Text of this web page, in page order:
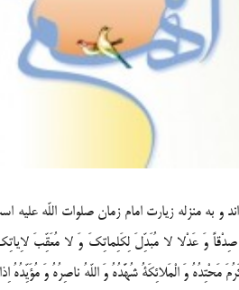
و به منزله زيارت امام زمان صلوات اللّه عليه
وَ عَدْلا لا مُبَدِّلَ لِكَلِماتِكَ وَ لا مُعَقِّبَ
مَحْتِدُهُ وَ الْمَلائِكَةُ شُهَّدُهُ وَ اللّهُ ناصِرُهُ وَ مُؤَيِّدُهُ